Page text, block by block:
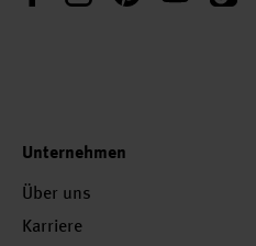
Unternehmen
Über uns
Karriere